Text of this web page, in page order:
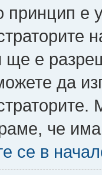
принцип е
ще е
да
че
се в